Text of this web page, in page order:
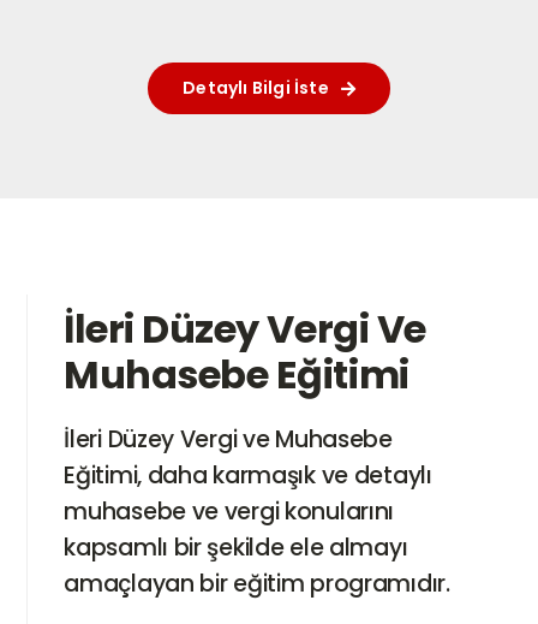
Detaylı Bilgi İste
İleri Düzey Vergi Ve
Muhasebe Eğitimi
İleri Düzey Vergi ve Muhasebe
Eğitimi, daha karmaşık ve detaylı
muhasebe ve vergi konularını
kapsamlı bir şekilde ele almayı
amaçlayan bir eğitim programıdır.